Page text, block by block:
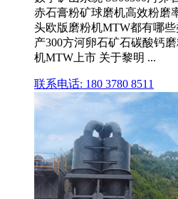
赤石膏粉矿球磨机高效粉磨
头欧版磨粉机MTW都有哪
产300方河卵石矿石碳酸钙
机MTW上市 关于黎明 ...
联系电话: 180 3780 8511